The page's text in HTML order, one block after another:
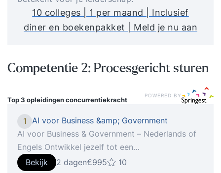
10 colleges | 1 per maand | Inclusief
diner en boekenpakket | Meld je nu aan
Competentie 2: Procesgericht sturen
Top 3 opleidingenconcurrentiekracht
POWERED BY
1
AI voor Business &amp; Government
AI voor Business & Government – Nederlands of
Engels Ontwikkel jezelf tot een
toekomstbestendige professional die AI effectief
Bekijk 2 dagen€995 10